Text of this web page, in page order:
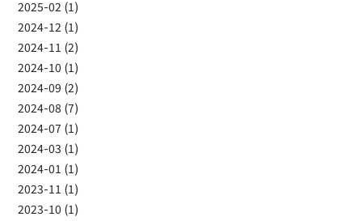
2025-02 (1)
2024-12 (1)
2024-11 (2)
2024-10 (1)
2024-09 (2)
2024-08 (7)
2024-07 (1)
2024-03 (1)
2024-01 (1)
2023-11 (1)
2023-10 (1)